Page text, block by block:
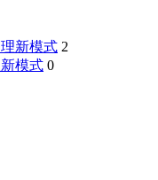
新模式 2
模式 0